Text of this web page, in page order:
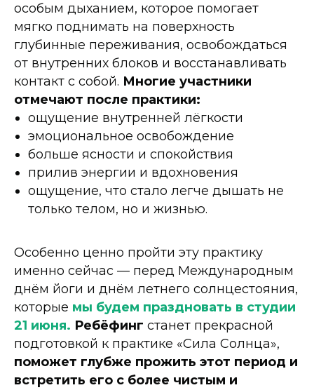
особым дыханием, которое помогает
мягко поднимать на поверхность
глубинные переживания, освобождаться
от внутренних блоков и восстанавливать
контакт с собой. Многие участники
отмечают после практики:
ощущение внутренней лёгкости
эмоциональное освобождение
больше ясности и спокойствия
прилив энергии и вдохновения
ощущение, что стало легче дышать не
только телом, но и жизнью.
Особенно ценно пройти эту практику
именно сейчас — перед Международным
днём йоги и днём летнего солнцестояния,
которые мы будем праздновать в студии
21 июня. Ребёфинг станет прекрасной
подготовкой к практике «Сила Солнца»,
поможет глубже прожить этот период и
встретить его с более чистым и